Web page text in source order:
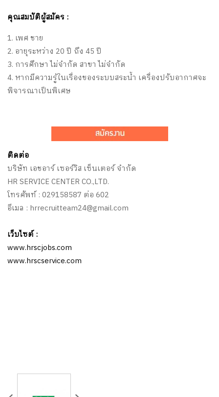
คุณสมบัติผู้สมัคร :
1. เพศ ชาย
2. อายุระหว่าง 20 ปี ถึง 45 ปี
3. การศึกษา ไม่จำกัด สาขา ไม่จำกัด
4. หากมีความรู้ในเรื่องของระบบสระน้ำ เครื่องปรับอากาศจะ
พิจารณาเป็นพิเศษ
ติดต่อ
บริษัท เอชอาร์ เซอร์วิส เซ็นเตอร์ จำกัด
HR SERVICE CENTER CO.,LTD.
โทรศัพท์ : 029158587 ต่อ 602
อีเมล : hrrecruitteam24@gmail.com
เว็บไซต์ :
www.hrscjobs.com
www.hrscservice.com